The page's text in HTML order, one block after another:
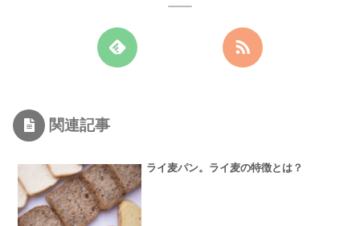
関連記事
ライ麦パン。ライ麦の特徴とは？